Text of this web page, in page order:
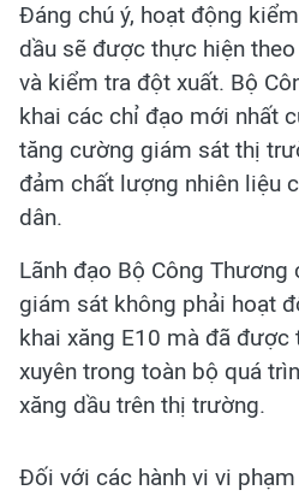
Đáng chú ý, hoạt động
dầu sẽ được thực hiện
và kiểm tra đột xuất. Bộ
khai các chỉ đạo mới nhất
tăng cường giám sát thị
đảm chất lượng nhiên liệu
dân.
Lãnh đạo Bộ Công
giám sát không phải hoạt
khai xăng E10 mà đã
xuyên trong toàn bộ quá
xăng dầu trên thị trường.
Đối với các hành vi vi